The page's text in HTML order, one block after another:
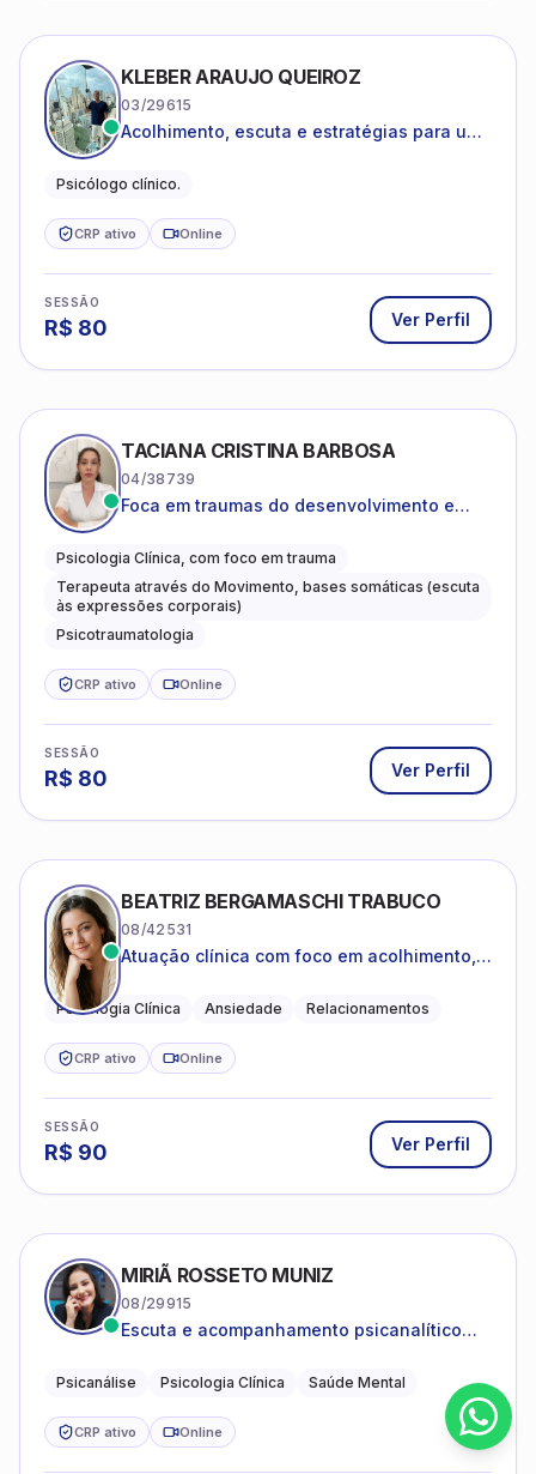
KLEBER ARAUJO QUEIROZ
03/29615
Acolhimento, escuta e estratégias para uma
Psicólogo clínico.
CRP ativo Online
SESSÃO
R$ 80 Ver Perfil
TACIANA CRISTINA BARBOSA
04/38739
Foca em traumas do desenvolvimento e
Psicologia Clínica, com foco em trauma
Terapeuta através do Movimento, bases somáticas (escuta
às expressões corporais)
Psicotraumatologia
CRP ativo Online
SESSÃO
R$ 80 Ver Perfil
BEATRIZ BERGAMASCHI TRABUCO
08/42531
Atuação clínica com foco em acolhimento,
Psicologia Clínica Ansiedade Relacionamentos
CRP ativo Online
SESSÃO
R$ 90 Ver Perfil
MIRIÃ ROSSETO MUNIZ
08/29915
Escuta e acompanhamento psicanalítico
Psicanálise Psicologia Clínica Saúde Mental
CRP ativo Online